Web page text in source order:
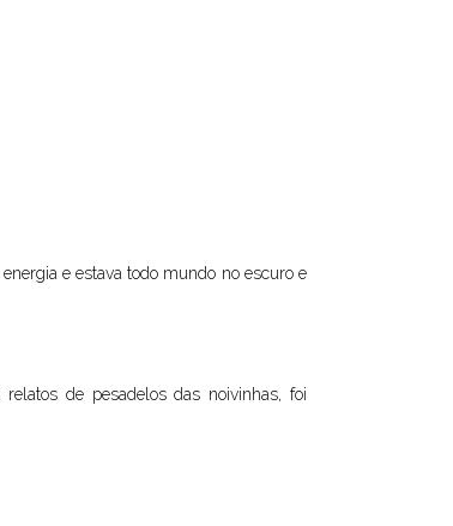
e estava todo mundo no escuro e
de pesadelos das noivinhas, foi